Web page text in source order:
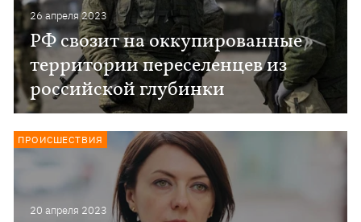
26 апреля 2023
РФ свозит на оккупированные
территории переселенцев из
российской глубинки
20 апреля 2023
ПРОИСШЕСТВИЯ